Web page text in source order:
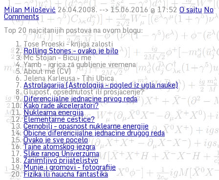
Milan Milošević 26.04.2008. --> 15.06.2016 @ 17:52 O sajtu No
Comments
Top 20 najcitanijih postova na ovom blogu:
Tose Proeski – knjiga zalosti
Rolling Stones – ovako je bilo
Mc Stojan – Bicuj me
Yamb – igrica za gubljenje vremena
About me (CV)
Jelena Karleusa – Tihi Ubica
Astrolagarija (Astrologija – pogled iz ugla nauke)
Glupost, opsednutost ili prosjacenje?
Diferencijalne jednacine prvog reda
Kako rade akceleratori?
Nuklearna energija
Elementarne cestice?
Cernobilj – opasnost nuklearne energije
Obicne diferencijalne jednacine drugog reda
Ovako je sve pocelo
Tajne atomskog jezgra
Slike ranog Univerzuma
Zanimljivo prijateljstvo
Munje i gromovi – fotografije
Fizika ili naucna fantastika